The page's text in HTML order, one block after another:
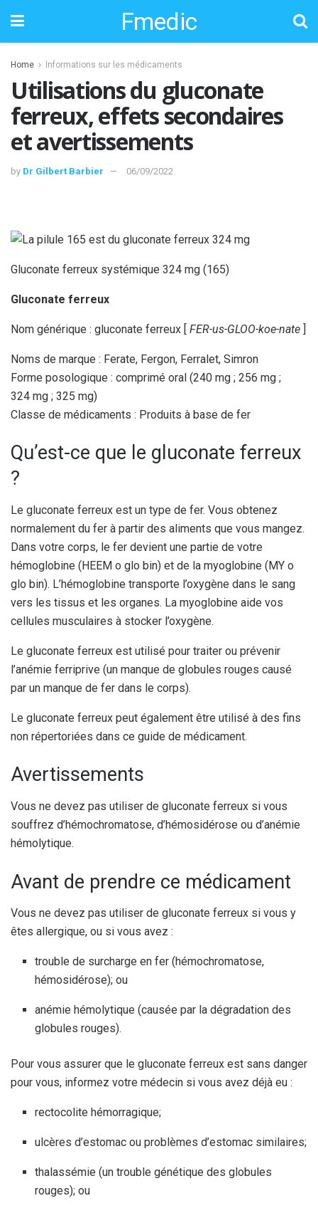
Fmedic
Home Informations sur les médicaments
Utilisations du gluconate
ferreux, effets secondaires
et avertissements
by Dr Gilbert Barbier 06/09/2022
Gluconate ferreux systémique 324 mg (165)
Gluconate ferreux
Nom générique : gluconate ferreux [ FER-us-GLOO-koe-nate ]
Noms de marque : Ferate, Fergon, Ferralet, Simron
Forme posologique : comprimé oral (240 mg ; 256 mg ;
324 mg ; 325 mg)
Classe de médicaments : Produits à base de fer
Qu’est-ce que le gluconate ferreux
?
Le gluconate ferreux est un type de fer. Vous obtenez
normalement du fer à partir des aliments que vous mangez.
Dans votre corps, le fer devient une partie de votre
hémoglobine (HEEM o glo bin) et de la myoglobine (MY o
glo bin). L’hémoglobine transporte l’oxygène dans le sang
vers les tissus et les organes. La myoglobine aide vos
cellules musculaires à stocker l’oxygène.
Le gluconate ferreux est utilisé pour traiter ou prévenir
l’anémie ferriprive (un manque de globules rouges causé
par un manque de fer dans le corps).
Le gluconate ferreux peut également être utilisé à des fins
non répertoriées dans ce guide de médicament.
Avertissements
Vous ne devez pas utiliser de gluconate ferreux si vous
souffrez d’hémochromatose, d’hémosidérose ou d’anémie
hémolytique.
Avant de prendre ce médicament
Vous ne devez pas utiliser de gluconate ferreux si vous y
êtes allergique, ou si vous avez :
trouble de surcharge en fer (hémochromatose,
hémosidérose); ou
anémie hémolytique (causée par la dégradation des
globules rouges).
Pour vous assurer que le gluconate ferreux est sans danger
pour vous, informez votre médecin si vous avez déjà eu :
rectocolite hémorragique;
ulcères d’estomac ou problèmes d’estomac similaires;
thalassémie (un trouble génétique des globules
rouges); ou